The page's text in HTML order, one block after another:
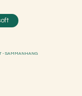
- SAMMANHANG